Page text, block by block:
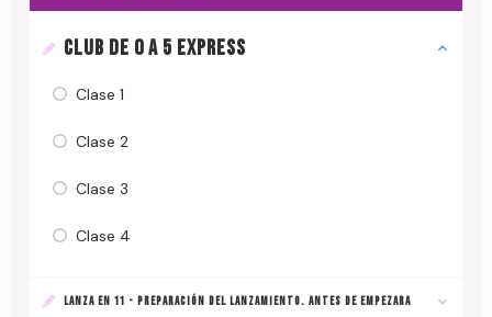
CLUB DE 0 A 5 EXPRESS
Clase 1
Clase 2
Clase 3
Clase 4
LANZA EN 11 - PREPARACIÓN DEL LANZAMIENTO. ANTES DE EMPEZARA